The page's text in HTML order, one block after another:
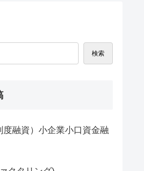
検索
度融資）小企業小口資金融